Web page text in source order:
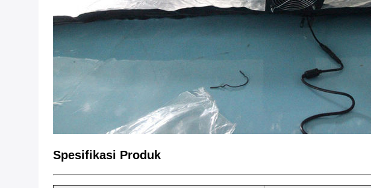
Spesifikasi Produk